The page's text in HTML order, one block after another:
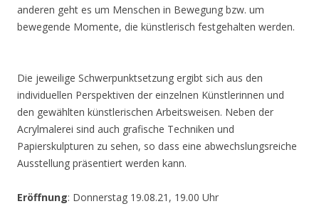
anderen geht es um Menschen in Bewegung bzw. um
bewegende Momente, die künstlerisch festgehalten werden.
Die jeweilige Schwerpunktsetzung ergibt sich aus den
individuellen Perspektiven der einzelnen Künstlerinnen und
den gewählten künstlerischen Arbeitsweisen. Neben der
Acrylmalerei sind auch grafische Techniken und
Papierskulpturen zu sehen, so dass eine abwechslungsreiche
Ausstellung präsentiert werden kann.
Eröffnung: Donnerstag 19.08.21, 19.00 Uhr